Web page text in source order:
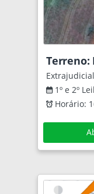
Terreno:
1º e 2º
Horário: